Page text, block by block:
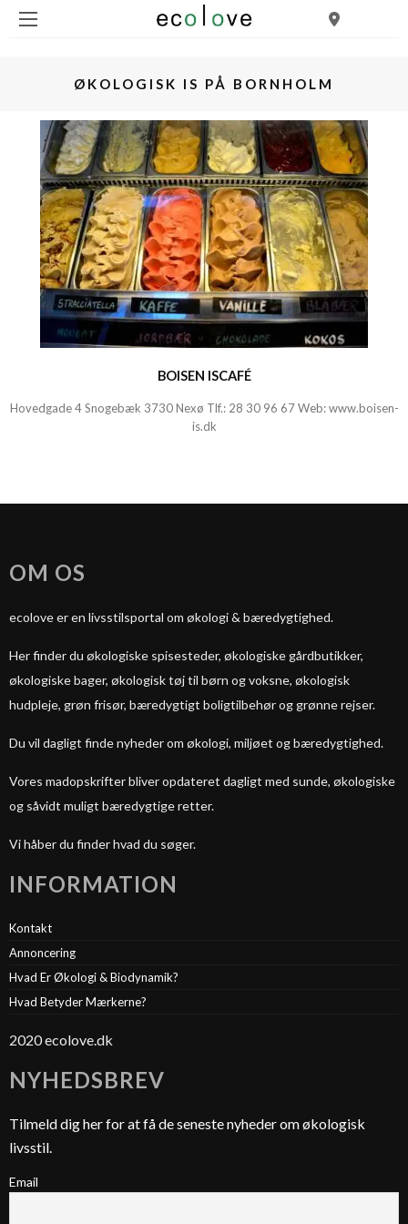
ØKOLOGISK IS PÅ BORNHOLM
BOISEN ISCAFÉ
Hovedgade 4 Snogebæk 3730 Nexø Tlf.: 28 30 96 67Web:www.boisen-
is.dk
OM OS
ecolove er en livsstilsportal om økologi & bæredygtighed.
Her finder du økologiske spisesteder, økologiske gårdbutikker,
økologiske bager, økologisk tøj til børn og voksne, økologisk
hudpleje, grøn frisør, bæredygtigt boligtilbehør og grønne rejser.
Du vil dagligt finde nyheder om økologi, miljøet og bæredygtighed.
Vores madopskrifter bliver opdateret dagligt med sunde, økologiske
og såvidt muligt bæredygtige retter.
Vi håber du finder hvad du søger.
INFORMATION
Kontakt
Annoncering
Hvad Er Økologi & Biodynamik?
Hvad Betyder Mærkerne?
2020 ecolove.dk
NYHEDSBREV
Tilmeld dig her for at få de seneste nyheder om økologisk
livsstil.
Email